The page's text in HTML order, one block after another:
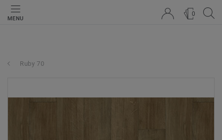
MENU
0
Ruby 70